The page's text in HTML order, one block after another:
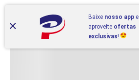
Baixe nosso app e
aproveite ofertas
exclusivas!